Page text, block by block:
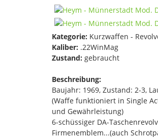
Kategorie: Kurzwaffen -
Kaliber: .22WinMag
Zustand: gebraucht
Beschreibung:
Baujahr: 1969, Zustand: 2-3,
(Waffe funktioniert in Single
und Gewährleistung)
6-schüssiger DA-
Firmenemblem...(auch